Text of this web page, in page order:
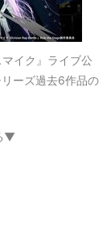
マイク』ライブ公
ーズ過去6作品の
▼